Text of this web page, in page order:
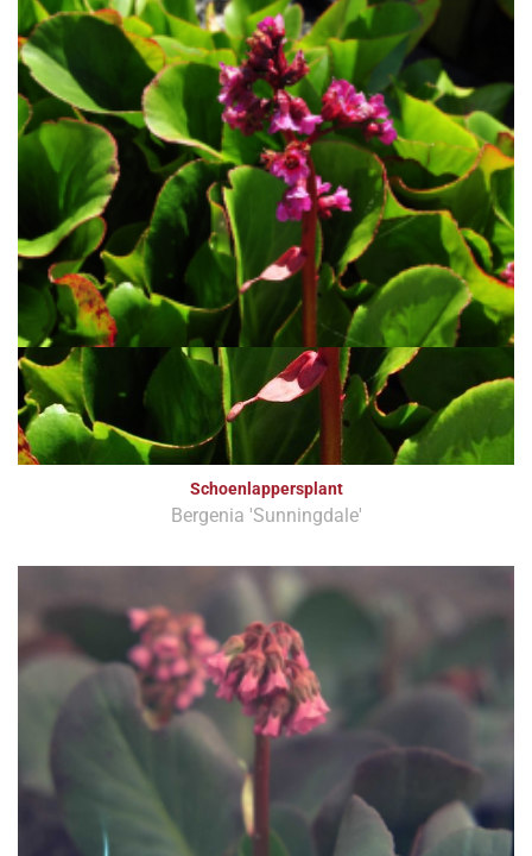
Schoenlappersplant
Bergenia 'Sunningdale'